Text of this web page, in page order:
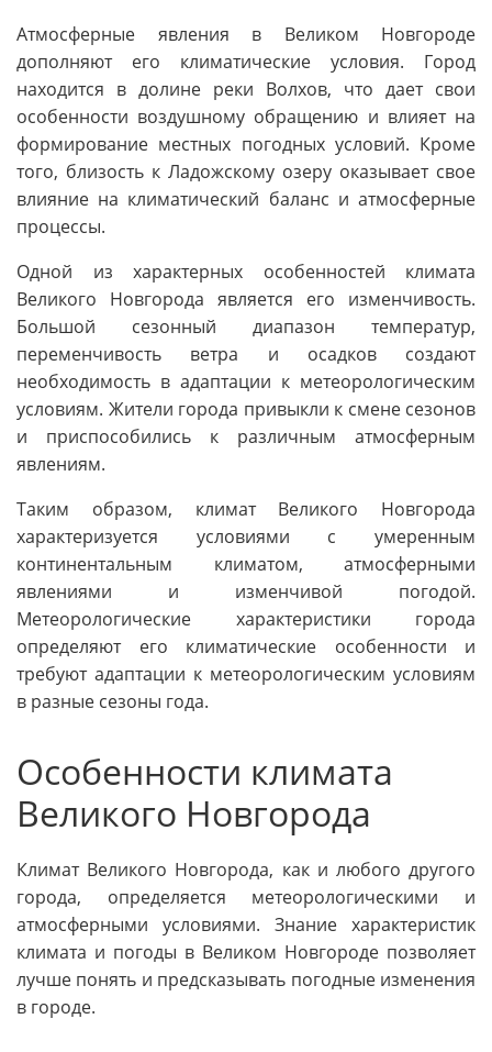
Атмосферные явления в Великом Новгороде
дополняют его климатические условия. Город
находится в долине реки Волхов, что дает свои
особенности воздушному обращению и влияет на
формирование местных погодных условий. Кроме
того, близость к Ладожскому озеру оказывает свое
влияние на климатический баланс и атмосферные
процессы.
Одной из характерных особенностей климата
Великого Новгорода является его изменчивость.
Большой сезонный диапазон температур,
переменчивость ветра и осадков создают
необходимость в адаптации к метеорологическим
условиям. Жители города привыкли к смене сезонов
и приспособились к различным атмосферным
явлениям.
Таким образом, климат Великого Новгорода
характеризуется условиями с умеренным
континентальным климатом, атмосферными
явлениями и изменчивой погодой.
Метеорологические характеристики города
определяют его климатические особенности и
требуют адаптации к метеорологическим условиям
в разные сезоны года.
Особенности климата
Великого Новгорода
Климат Великого Новгорода, как и любого другого
города, определяется метеорологическими и
атмосферными условиями. Знание характеристик
климата и погоды в Великом Новгороде позволяет
лучше понять и предсказывать погодные изменения
в городе.